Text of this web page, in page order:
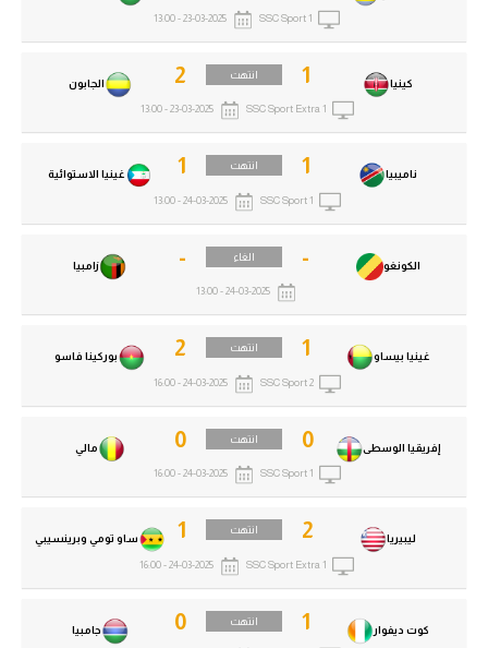
كوت ديفوار 1 انتهت
جامبيا 0
ليبيريا 2 انتهت
ساو تومي وبرينسيبي 1
SSC Sport Extra 1
24-03-2025 - 16:00
إفريقيا الوسطى 0 انتهت
مالي 0
SSC Sport 1
24-03-2025 - 16:00
غينيا بيساو 1 انتهت
بوركينا فاسو 2
SSC Sport 2
24-03-2025 - 16:00
الكونغو - الغاء
زامبيا -
24-03-2025 - 13:00
ناميبيا 1 انتهت
غينيا الاستوائية 1
SSC Sport 1
24-03-2025 - 13:00
كينيا 1 انتهت
الجابون 2
SSC Sport Extra 1
23-03-2025 - 13:00
SSC Sport 1
23-03-2025 - 13:00